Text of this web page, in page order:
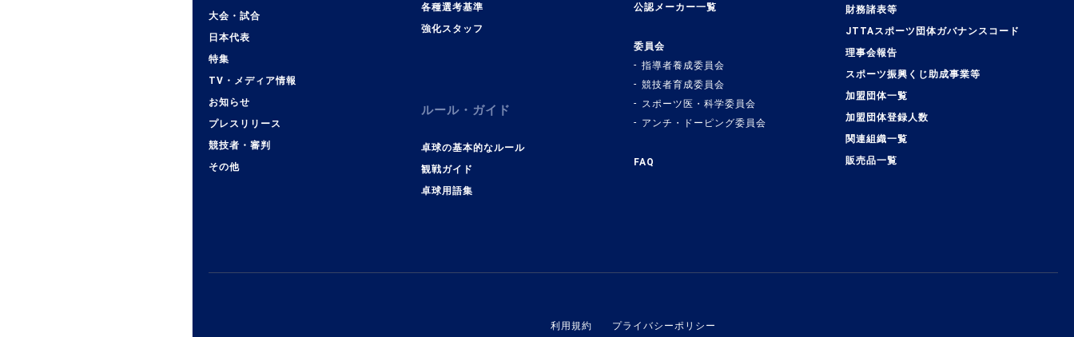
大会・試合
日本代表
特集
TV・メディア情報
お知らせ
プレスリリース
競技者・審判
その他
各種選考基準
強化スタッフ
ルール・ガイド
卓球の基本的なルール
観戦ガイド
卓球用語集
公認メーカー一覧
委員会
指導者養成委員会
競技者育成委員会
スポーツ医・科学委員会
アンチ・ドーピング委員会
FAQ
財務諸表等
JTTAスポーツ団体ガバナンスコード
理事会報告
スポーツ振興くじ助成事業等
加盟団体一覧
加盟団体登録人数
関連組織一覧
販売品一覧
利用規約 プライバシーポリシー